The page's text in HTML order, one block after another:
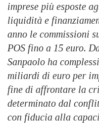
imprese più esposte
liquidità e
anno le commissioni
POS fino a 15 euro.
Sanpaolo ha
miliardi di euro per
fine di affrontare la
determinato dal
con fiducia alla